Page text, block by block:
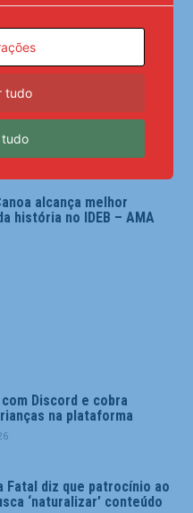
ONU; CNM destaca o
dos Municípios –
20 anos, Lei Maria da
marco civilizatório,
alcança melhor
história no IDEB – AMA
Discord e cobra
na plataforma
Fatal diz que patrocínio ao
‘naturalizar’ conteúdo
tudo
tudo